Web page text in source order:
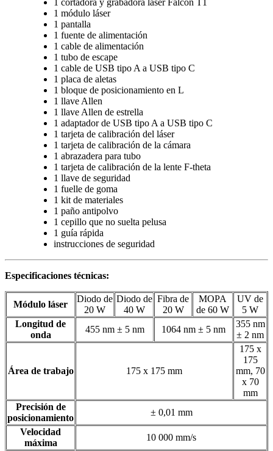
1 cortadora y grabadora láser Falcon T1
1 módulo láser
1 pantalla
1 fuente de alimentación
1 cable de alimentación
1 tubo de escape
1 cable de USB tipo A a USB tipo C
1 placa de aletas
1 bloque de posicionamiento en L
1 llave Allen
1 llave Allen de estrella
1 adaptador de USB tipo A a USB tipo C
1 tarjeta de calibración del láser
1 tarjeta de calibración de la cámara
1 abrazadera para tubo
1 tarjeta de calibración de la lente F-theta
1 llave de seguridad
1 fuelle de goma
1 kit de materiales
1 paño antipolvo
1 cepillo que no suelta pelusa
1 guía rápida
instrucciones de seguridad
Especificaciones técnicas:
Módulo láser
Diodo de
20 W
Diodo de
40 W
Fibra de
20 W
MOPA
de 60 W
UV de
5 W
Longitud de
onda
455 nm ± 5 nm 1064 nm ± 5 nm
355 nm
± 2 nm
Área de trabajo 175 x 175 mm
175 x
175
mm, 70
x 70
mm
Precisión de
posicionamiento
± 0,01 mm
Velocidad
máxima
10 000 mm/s